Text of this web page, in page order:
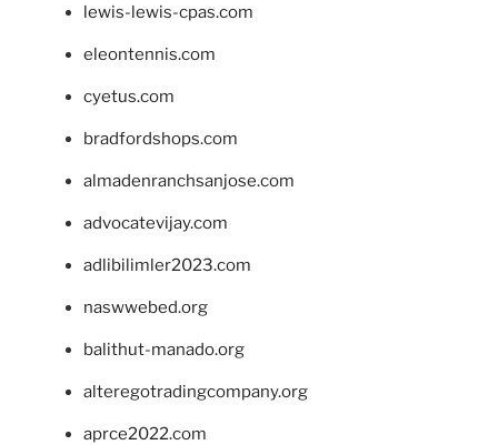
lewis-lewis-cpas.com
eleontennis.com
cyetus.com
bradfordshops.com
almadenranchsanjose.com
advocatevijay.com
adlibilimler2023.com
naswwebed.org
balithut-manado.org
alteregotradingcompany.org
aprce2022.com